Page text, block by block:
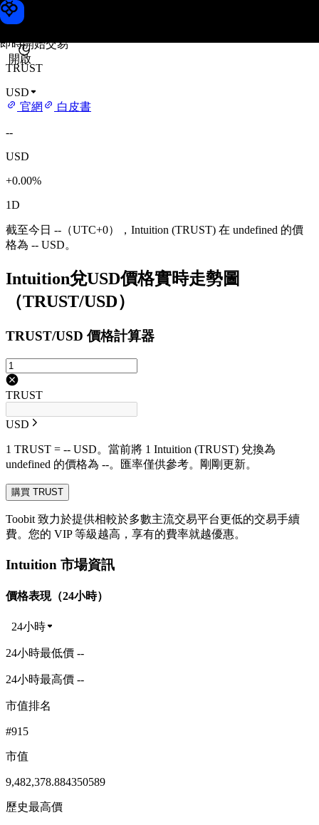
即時開始交易
開啟
Intuition 價格
TRUST
USD
官網
白皮書
--
USD
+0.00%
1D
截至今日 --（UTC+0），Intuition (TRUST) 在 undefined 的價
格為 -- USD。
Intuition兌USD價格實時走勢圖
（TRUST/USD）
TRUST/USD 價格計算器
TRUST
USD
1 TRUST = -- USD。當前將 1 Intuition (TRUST) 兌換為
undefined 的價格為 --。匯率僅供參考。剛剛更新。
購買 TRUST
Toobit 致力於提供相較於多數主流交易平台更低的交易手續
費。您的 VIP 等級越高，享有的費率就越優惠。
Intuition 市場資訊
價格表現（24小時）
24小時
24小時最低價 --
24小時最高價 --
市值排名
#915
市值
9,482,378.884350589
歷史最高價